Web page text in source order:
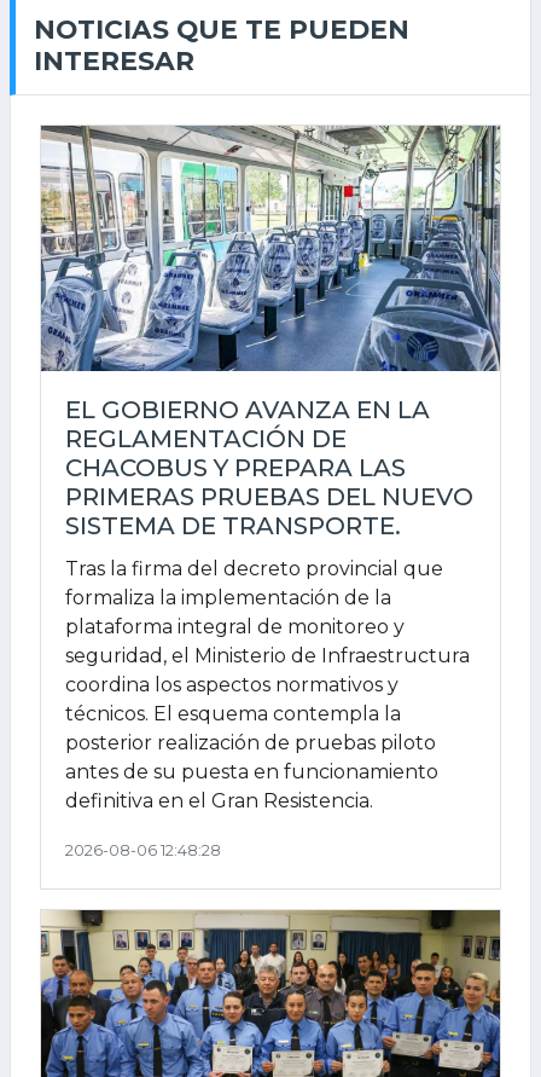
NOTICIAS QUE TE PUEDEN
INTERESAR
EL GOBIERNO AVANZA EN LA
REGLAMENTACIÓN DE
CHACOBUS Y PREPARA LAS
PRIMERAS PRUEBAS DEL NUEVO
SISTEMA DE TRANSPORTE.
Tras la firma del decreto provincial que
formaliza la implementación de la
plataforma integral de monitoreo y
seguridad, el Ministerio de Infraestructura
coordina los aspectos normativos y
técnicos. El esquema contempla la
posterior realización de pruebas piloto
antes de su puesta en funcionamiento
definitiva en el Gran Resistencia.
2026-08-06 12:48:28